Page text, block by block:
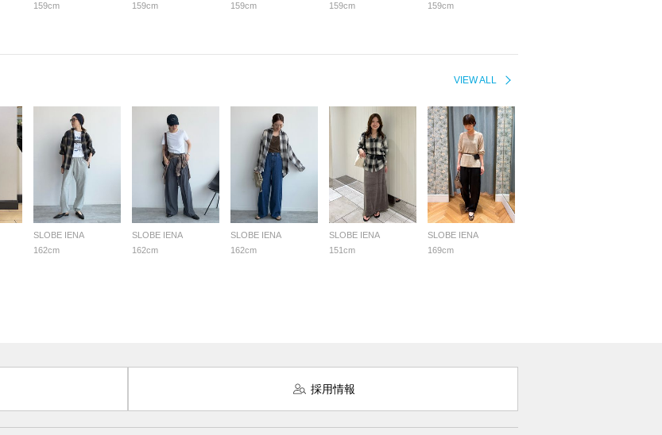
159cm
159cm
159cm
159cm
159cm
VIEW ALL
SLOBE IENA
162cm
SLOBE IENA
162cm
SLOBE IENA
162cm
SLOBE IENA
151cm
SLOBE IENA
169cm
採用情報